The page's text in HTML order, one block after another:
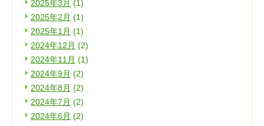
2025年3月 (1)
2025年2月 (1)
2025年1月 (1)
2024年12月 (2)
2024年11月 (1)
2024年9月 (2)
2024年8月 (2)
2024年7月 (2)
2024年6月 (2)